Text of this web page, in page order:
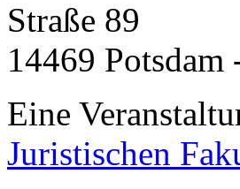
Straße 89
14469
Eine
Juristischen